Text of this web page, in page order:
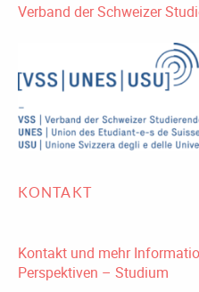
Verband der Schweizer
KONTAKT
Kontakt und mehr
Perspektiven – Studium